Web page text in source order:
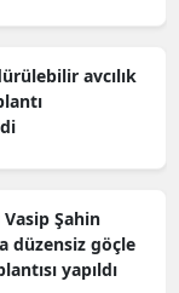
avcılık
Şahin
düzensiz göçle
yapıldı